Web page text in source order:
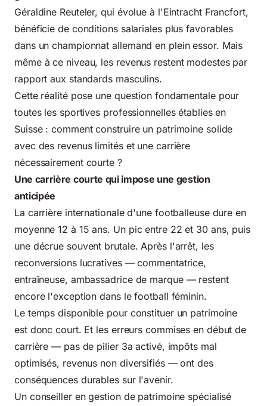
Géraldine Reuteler, qui évolue à l'Eintracht Francfort,
bénéficie de conditions salariales plus favorables
dans un championnat allemand en plein essor. Mais
même à ce niveau, les revenus restent modestes par
rapport aux standards masculins.
Cette réalité pose une question fondamentale pour
toutes les sportives professionnelles établies en
Suisse : comment construire un patrimoine solide
avec des revenus limités et une carrière
nécessairement courte ?
Une carrière courte qui impose une gestion
anticipée
La carrière internationale d'une footballeuse dure en
moyenne 12 à 15 ans. Un pic entre 22 et 30 ans, puis
une décrue souvent brutale. Après l'arrêt, les
reconversions lucratives — commentatrice,
entraîneuse, ambassadrice de marque — restent
encore l'exception dans le football féminin.
Le temps disponible pour constituer un patrimoine
est donc court. Et les erreurs commises en début de
carrière — pas de pilier 3a activé, impôts mal
optimisés, revenus non diversifiés — ont des
conséquences durables sur l'avenir.
Un conseiller engestion de patrimoine spécialisé